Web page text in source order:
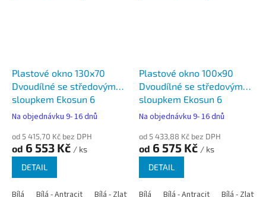
Plastové okno 130x70
Dvoudílné se středovým
sloupkem Ekosun 6
Na objednávku 9- 16 dnů
od 5 415,70 Kč bez DPH
od 6 553 Kč / ks
DETAIL
Plastové okno 100x90
Dvoudílné se středovým
sloupkem Ekosun 6
Na objednávku 9- 16 dnů
od 5 433,88 Kč bez DPH
od 6 575 Kč / ks
DETAIL